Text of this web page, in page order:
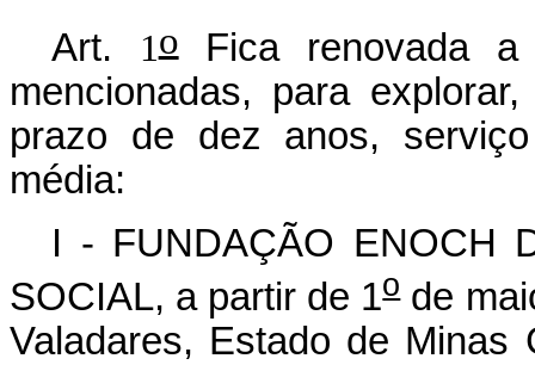
Art. 1oFica renovada a
mencionadas, para
prazo de dez anos,
média:
I - FUNDAÇÃO ENOCH
SOCIAL, a partir de 1ode
Valadares, Estado de Minas